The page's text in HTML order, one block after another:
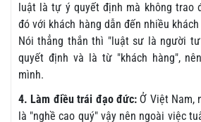
luật là tự ý quyết định mà không trao
đó với khách hàng dẫn đến nhiều
Nói thẳng thắn thì "luật sư là người
quyết định và là từ "khách hàng",
mình.
4. Làm điều trái đạo đức:Ở Việt Nam,
là "nghề cao quý" vậy nên ngoài việc